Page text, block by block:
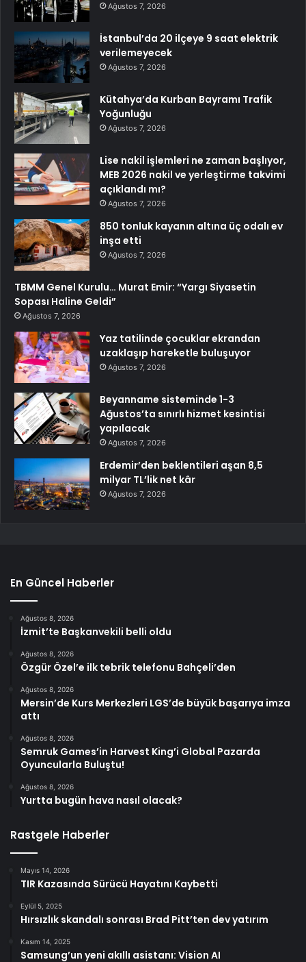
Ağustos 7, 2026
İstanbul’da 20 ilçeye 9 saat elektrik
verilemeyecek
Ağustos 7, 2026
Kütahya’da Kurban Bayramı Trafik
Yoğunluğu
Ağustos 7, 2026
Lise nakil işlemleri ne zaman başlıyor,
MEB 2026 nakil ve yerleştirme takvimi
açıklandı mı?
Ağustos 7, 2026
850 tonluk kayanın altına üç odalı ev
inşa etti
Ağustos 7, 2026
TBMM Genel Kurulu… Murat Emir: “Yargı Siyasetin
Sopası Haline Geldi”
Ağustos 7, 2026
Yaz tatilinde çocuklar ekrandan
uzaklaşıp hareketle buluşuyor
Ağustos 7, 2026
Beyanname sisteminde 1-3
Ağustos’ta sınırlı hizmet kesintisi
yapılacak
Ağustos 7, 2026
Erdemir’den beklentileri aşan 8,5
milyar TL’lik net kâr
Ağustos 7, 2026
En Güncel Haberler
Ağustos 8, 2026
İzmit’te Başkanvekili belli oldu
Ağustos 8, 2026
Özgür Özel’e ilk tebrik telefonu Bahçeli’den
Ağustos 8, 2026
Mersin’de Kurs Merkezleri LGS’de büyük başarıya imza
attı
Ağustos 8, 2026
Semruk Games’in Harvest King’i Global Pazarda
Oyuncularla Buluştu!
Ağustos 8, 2026
Yurtta bugün hava nasıl olacak?
Rastgele Haberler
Mayıs 14, 2026
TIR Kazasında Sürücü Hayatını Kaybetti
Eylül 5, 2025
Hırsızlık skandalı sonrası Brad Pitt’ten dev yatırım
Kasım 14, 2025
Samsung’un yeni akıllı asistanı: Vision AI